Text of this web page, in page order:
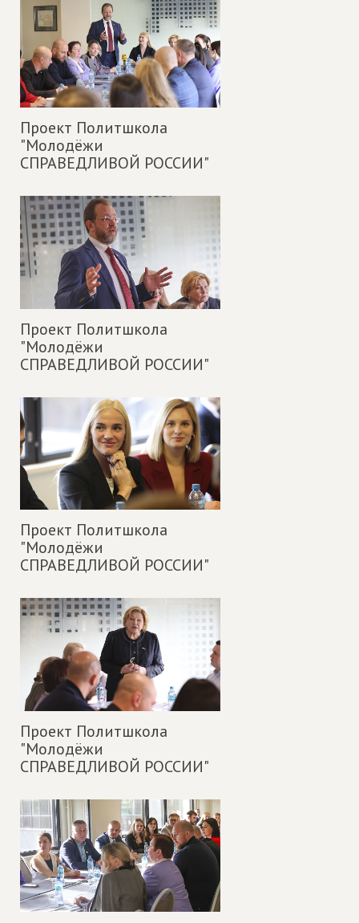
Проект Политшкола
"Молодёжи
СПРАВЕДЛИВОЙ РОССИИ"
Проект Политшкола
"Молодёжи
СПРАВЕДЛИВОЙ РОССИИ"
Проект Политшкола
"Молодёжи
СПРАВЕДЛИВОЙ РОССИИ"
Проект Политшкола
"Молодёжи
СПРАВЕДЛИВОЙ РОССИИ"